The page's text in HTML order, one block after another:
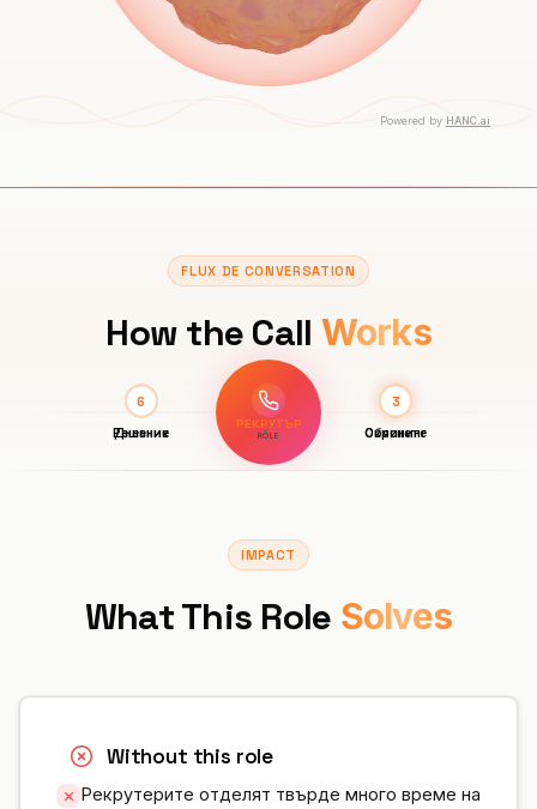
FLUX DE CONVERSATION
How the Call Works
РЕКРУТЪР
RÔLE
1
Въведение
2
Обяснете
3
Скрининг
4
Оценка
5
Решение
6
Дневник
IMPACT
What This Role Solves
Without this role
Рекрутерите отделят твърде много време на